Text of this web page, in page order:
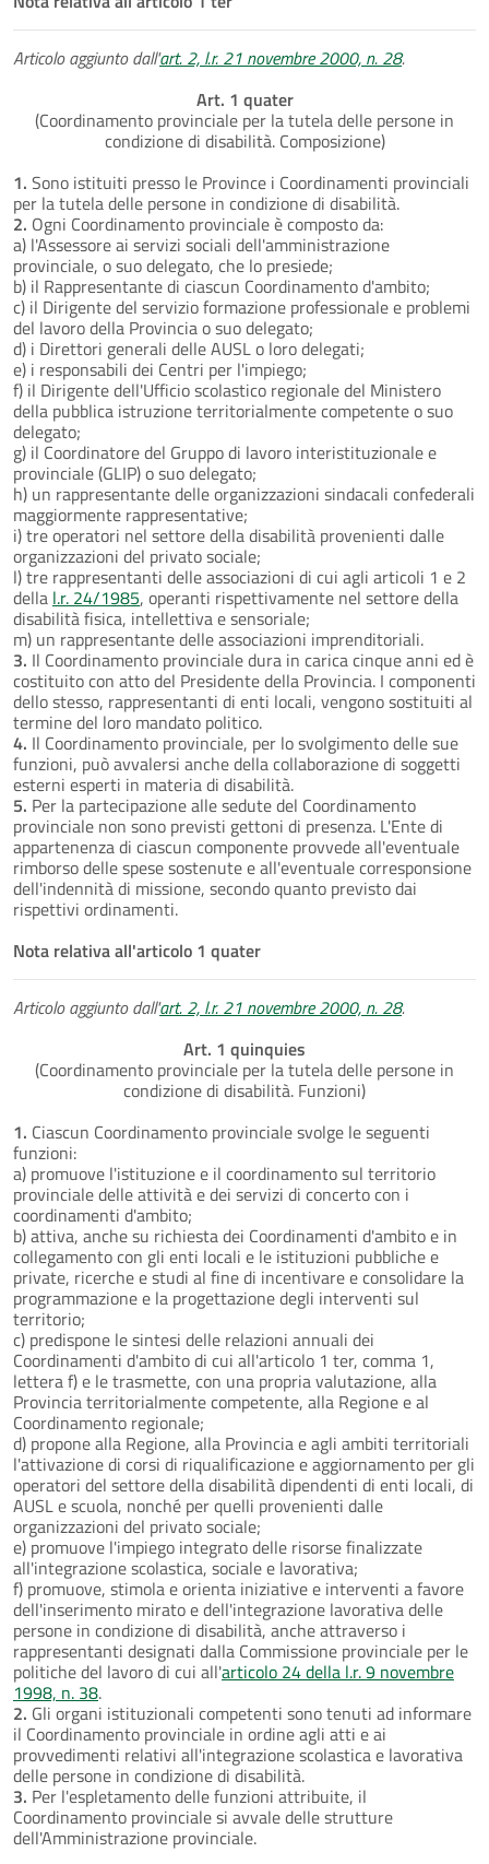
Articolo aggiunto dall'art. 2, l.r. 21 novembre 2000, n. 28.
Art. 1 quater
(Coordinamento provinciale per la tutela delle persone in
condizione di disabilità. Composizione)
1. Sono istituiti presso le Province i Coordinamenti provinciali
per la tutela delle persone in condizione di disabilità.
2. Ogni Coordinamento provinciale è composto da:
a) l'Assessore ai servizi sociali dell'amministrazione
provinciale, o suo delegato, che lo presiede;
b) il Rappresentante di ciascun Coordinamento d'ambito;
c) il Dirigente del servizio formazione professionale e problemi
del lavoro della Provincia o suo delegato;
d) i Direttori generali delle AUSL o loro delegati;
e) i responsabili dei Centri per l'impiego;
f) il Dirigente dell'Ufficio scolastico regionale del Ministero
della pubblica istruzione territorialmente competente o suo
delegato;
g) il Coordinatore del Gruppo di lavoro interistituzionale e
provinciale (GLIP) o suo delegato;
h) un rappresentante delle organizzazioni sindacali confederali
maggiormente rappresentative;
i) tre operatori nel settore della disabilità provenienti dalle
organizzazioni del privato sociale;
l) tre rappresentanti delle associazioni di cui agli articoli 1 e 2
della l.r. 24/1985, operanti rispettivamente nel settore della
disabilità fisica, intellettiva e sensoriale;
m) un rappresentante delle associazioni imprenditoriali.
3. Il Coordinamento provinciale dura in carica cinque anni ed è
costituito con atto del Presidente della Provincia. I componenti
dello stesso, rappresentanti di enti locali, vengono sostituiti al
termine del loro mandato politico.
4. Il Coordinamento provinciale, per lo svolgimento delle sue
funzioni, può avvalersi anche della collaborazione di soggetti
esterni esperti in materia di disabilità.
5. Per la partecipazione alle sedute del Coordinamento
provinciale non sono previsti gettoni di presenza. L'Ente di
appartenenza di ciascun componente provvede all'eventuale
rimborso delle spese sostenute e all'eventuale corresponsione
dell'indennità di missione, secondo quanto previsto dai
rispettivi ordinamenti.
Nota relativa all'articolo 1 quater
Articolo aggiunto dall'art. 2, l.r. 21 novembre 2000, n. 28.
Art. 1 quinquies
(Coordinamento provinciale per la tutela delle persone in
condizione di disabilità. Funzioni)
1. Ciascun Coordinamento provinciale svolge le seguenti
funzioni:
a) promuove l'istituzione e il coordinamento sul territorio
provinciale delle attività e dei servizi di concerto con i
coordinamenti d'ambito;
b) attiva, anche su richiesta dei Coordinamenti d'ambito e in
collegamento con gli enti locali e le istituzioni pubbliche e
private, ricerche e studi al fine di incentivare e consolidare la
programmazione e la progettazione degli interventi sul
territorio;
c) predispone le sintesi delle relazioni annuali dei
Coordinamenti d'ambito di cui all'articolo 1 ter, comma 1,
lettera f) e le trasmette, con una propria valutazione, alla
Provincia territorialmente competente, alla Regione e al
Coordinamento regionale;
d) propone alla Regione, alla Provincia e agli ambiti territoriali
l'attivazione di corsi di riqualificazione e aggiornamento per gli
operatori del settore della disabilità dipendenti di enti locali, di
AUSL e scuola, nonché per quelli provenienti dalle
organizzazioni del privato sociale;
e) promuove l'impiego integrato delle risorse finalizzate
all'integrazione scolastica, sociale e lavorativa;
f) promuove, stimola e orienta iniziative e interventi a favore
dell'inserimento mirato e dell'integrazione lavorativa delle
persone in condizione di disabilità, anche attraverso i
rappresentanti designati dalla Commissione provinciale per le
politiche del lavoro di cui all'articolo 24 della l.r. 9 novembre
1998, n. 38.
2. Gli organi istituzionali competenti sono tenuti ad informare
il Coordinamento provinciale in ordine agli atti e ai
provvedimenti relativi all'integrazione scolastica e lavorativa
delle persone in condizione di disabilità.
3. Per l'espletamento delle funzioni attribuite, il
Coordinamento provinciale si avvale delle strutture
dell'Amministrazione provinciale.